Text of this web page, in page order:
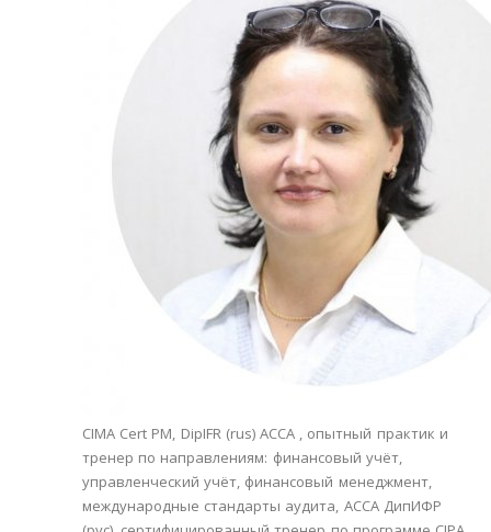
CIMA Cert PM, DipIFR (rus) ACCA , опытный практик и
тренер по направлениям: финансовый учёт,
управленческий учёт, финансовый менеджмент,
международные стандарты аудита, АССА ДипИФР